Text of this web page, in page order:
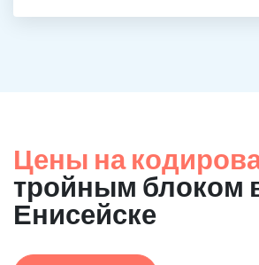
Цены на
тройным блоком
Енисейске